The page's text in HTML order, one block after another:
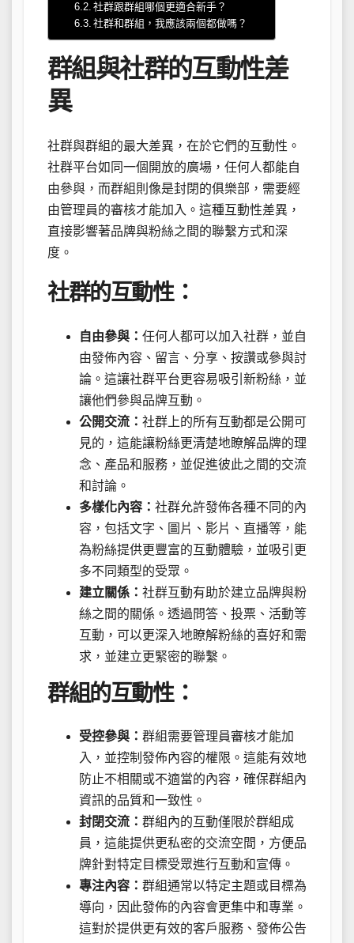
社群跟群組哪個更適合新手？
社群和群組，我應該兩個都做嗎？
群組與社群的互動性差
異
社群與群組的最大差異，在於它們的互動性。
社群平台如同一個開放的廣場，任何人都能自
由參與，而群組則像是封閉的俱樂部，需要經
由管理員的審核才能加入。這種互動性差異，
直接影響著品牌與粉絲之間的聯繫方式和深
度。
社群的互動性：
自由參與： 任何人都可以加入社群，並自
由發佈內容、留言、分享、按讚或參與討
論。這讓社群平台更容易吸引新粉絲，並
讓他們參與品牌互動。
公開交流： 社群上的所有互動都是公開可
見的，這能讓粉絲更清楚地瞭解品牌的理
念、產品和服務，並促進彼此之間的交流
和討論。
多樣化內容： 社群允許發佈各種不同的內
容，包括文字、圖片、影片、直播等，能
為粉絲提供更豐富的互動體驗，並吸引更
多不同類型的受眾。
建立關係： 社群互動有助於建立品牌與粉
絲之間的關係。透過問答、投票、活動等
互動，可以更深入地瞭解粉絲的喜好和需
求，並建立更緊密的聯繫。
群組的互動性：
受控參與： 群組需要管理員審核才能加
入，並控制發佈內容的權限。這能有效地
防止不相關或不適當的內容，確保群組內
資訊的品質和一致性。
封閉交流： 群組內的互動僅限於群組成
員，這能提供更私密的交流空間，方便品
牌針對特定目標受眾進行互動和宣傳。
專注內容： 群組通常以特定主題或目標為
導向，因此發佈的內容會更集中和專業。
這對於提供更有效的客戶服務、發佈公告